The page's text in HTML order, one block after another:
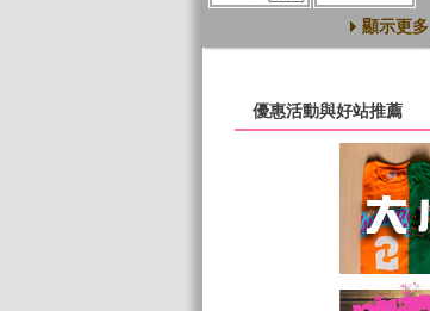
顯示更多
優惠活動與好站推薦